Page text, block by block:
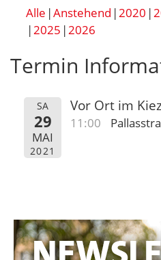
Alle Anstehend 2020
2025 2026
Termin
SA
29
MAI
2021
Vor Ort im
11:00